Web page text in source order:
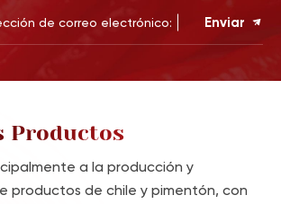
Enviar
Productos
a la producción y
productos de chile y pimentón, con